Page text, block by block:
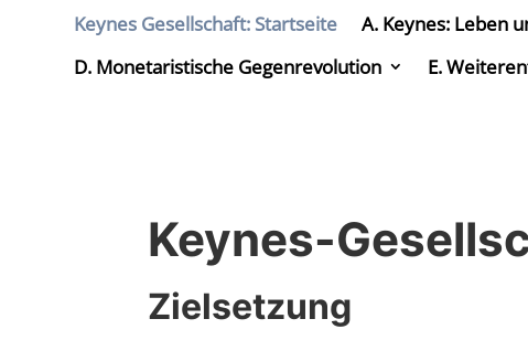
Keynes Gesellschaft: Startseite A. Keynes: Leben
D. Monetaristische Gegenrevolution
E.
Keynes-
Zielsetzung